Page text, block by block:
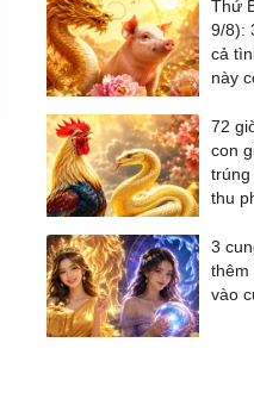
Thứ
9/8):
cả
này
72
con
trúng
thu
3
thêm
vào